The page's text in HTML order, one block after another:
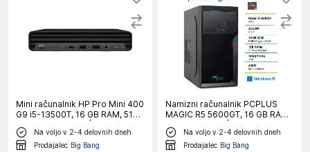
Mini računalnik HP Pro Mini 400
G9 i5-13500T, 16 GB RAM, 512
GB SSD, W11P, črn|Pisarna
Na voljo v 2-4 delovnih dneh
Prodajalec Big Bang
Namizni računalnik PCPLUS
MAGIC R5 5600GT, 16 GB RAM,
1 TB SSD, W11P|Vsakdanja
uporabaNa voljo v 2-4 delovnih dneh
Prodajalec Big Bang